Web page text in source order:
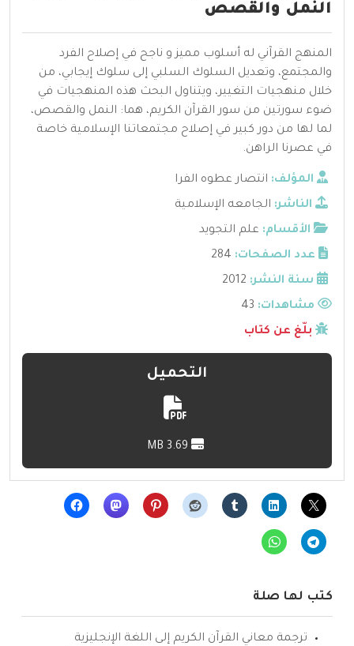
النمل والقصص
المنهج القرآني له أسلوب مميز و ناجح في إصلاح الفرد
والمجتمع، وتعديل السلوك السلبي إلى سلوك إيجابي، من
خلال منهجيات التغيير، ويتناول البحث هذه المنهجيات في
ضوء سورتين من سور القرآن الكريم، هما: النمل والقصص،
لما لها من دور كبير في إصلاح مجتمعاتنا الإسلامية خاصة
في عصرنا الراهن.
المؤلف: انتصار عطوه الفرا
الناشر: الجامعه الإسلامية
الأقسام: علم التجويد
عدد الصفحات: 284
سنة النشر: 2012
مشاهدات:
بلّغ عن كتاب
التحميل
كتب لها صلة
ترجمة معاني القرآن الكريم إلى اللغة الإنجليزية